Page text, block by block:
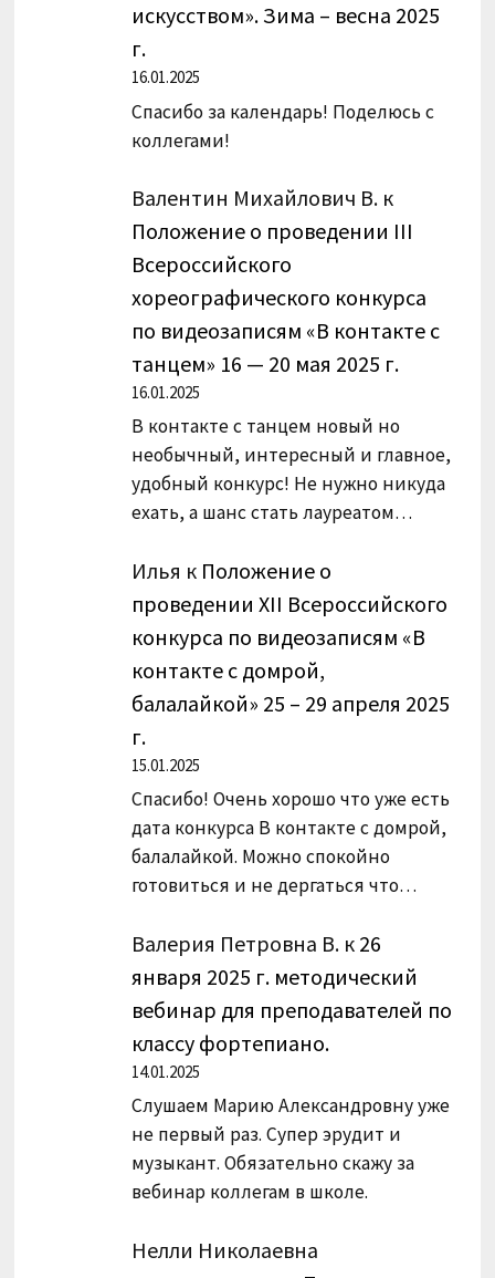
искусством». Зима – весна 2025
г.
16.01.2025
Спасибо за календарь! Поделюсь с
коллегами!
Валентин Михайлович В. к
Положение о проведении III
Всероссийского
хореографического конкурса
по видеозаписям «В контакте с
танцем» 16 — 20 мая 2025 г.
16.01.2025
В контакте с танцем новый но
необычный, интересный и главное,
удобный конкурс! Не нужно никуда
ехать, а шанс стать лауреатом…
Илья к Положение о
проведении XII Всероссийского
конкурса по видеозаписям «В
контакте с домрой,
балалайкой» 25 – 29 апреля 2025
г.
15.01.2025
Спасибо! Очень хорошо что уже есть
дата конкурса В контакте с домрой,
балалайкой. Можно спокойно
готовиться и не дергаться что…
Валерия Петровна В. к 26
января 2025 г. методический
вебинар для преподавателей по
классу фортепиано.
14.01.2025
Слушаем Марию Александровну уже
не первый раз. Супер эрудит и
музыкант. Обязательно скажу за
вебинар коллегам в школе.
Нелли Николаевна